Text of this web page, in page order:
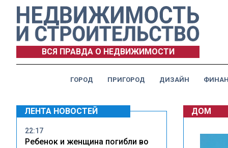
ВСЯ ПРАВДА О НЕДВИЖИМОСТИ
ГОРОД ПРИГОРОД ДИЗАЙН
ЛЕНТА НОВОСТЕЙ
22:17
Ребенок и женщина погибли во
ДОМ